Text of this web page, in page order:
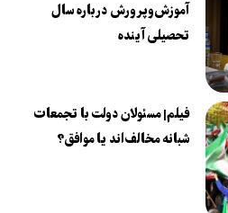
آموزش‌وپرورش درباره سال
تحصیلی آینده
فیلم| مسئولان دولت با تجمعات
شبانه مخالف‌اند یا موافق؟